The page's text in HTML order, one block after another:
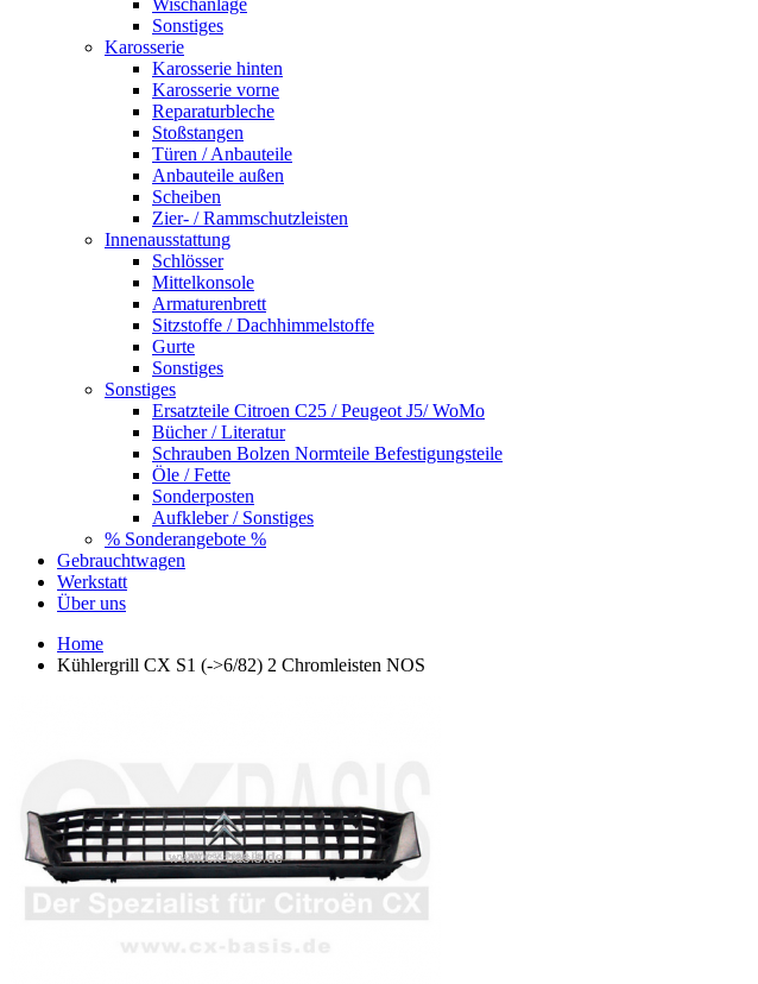
Sonstiges
Karosserie
Karosserie hinten
Karosserie vorne
Reparaturbleche
Stoßstangen
Türen / Anbauteile
Anbauteile außen
Scheiben
Zier- / Rammschutzleisten
Innenausstattung
Schlösser
Mittelkonsole
Armaturenbrett
Sitzstoffe / Dachhimmelstoffe
Gurte
Sonstiges
Sonstiges
Ersatzteile Citroen C25 / Peugeot J5/ WoMo
Bücher / Literatur
Schrauben Bolzen Normteile Befestigungsteile
Öle / Fette
Sonderposten
Aufkleber / Sonstiges
% Sonderangebote %
Gebrauchtwagen
Werkstatt
Über uns
Home
Kühlergrill CX S1 (->6/82) 2 Chromleisten NOS